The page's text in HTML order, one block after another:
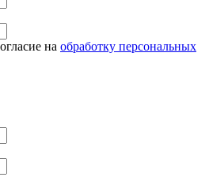
на обработку персональных